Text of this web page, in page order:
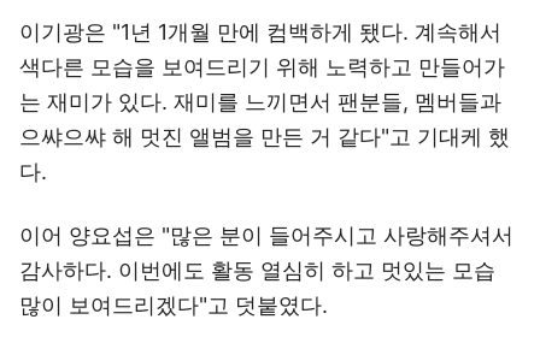
이기광은 "1년 1개월 만에 컴백하게 됐다. 계속해서
색다른 모습을 보여드리기 위해 노력하고 만들어가
는 재미가 있다. 재미를 느끼면서 팬분들, 멤버들과
으쌰으쌰 해 멋진 앨범을 만든 거 같다"고 기대케 했
다.
이어 양요섭은 "많은 분이 들어주시고 사랑해주셔서
감사하다. 이번에도 활동 열심히 하고 멋있는 모습
많이 보여드리겠다"고 덧붙였다.